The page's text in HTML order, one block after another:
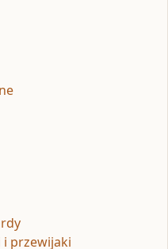
przewijaki